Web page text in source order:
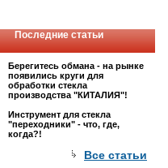
Последние статьи
Берегитесь обмана - на рынке
появились круги для
обработки стекла
производства "КИТАЛИЯ"!
Инструмент для стекла
"переходники" - что, где,
когда?!
Все статьи